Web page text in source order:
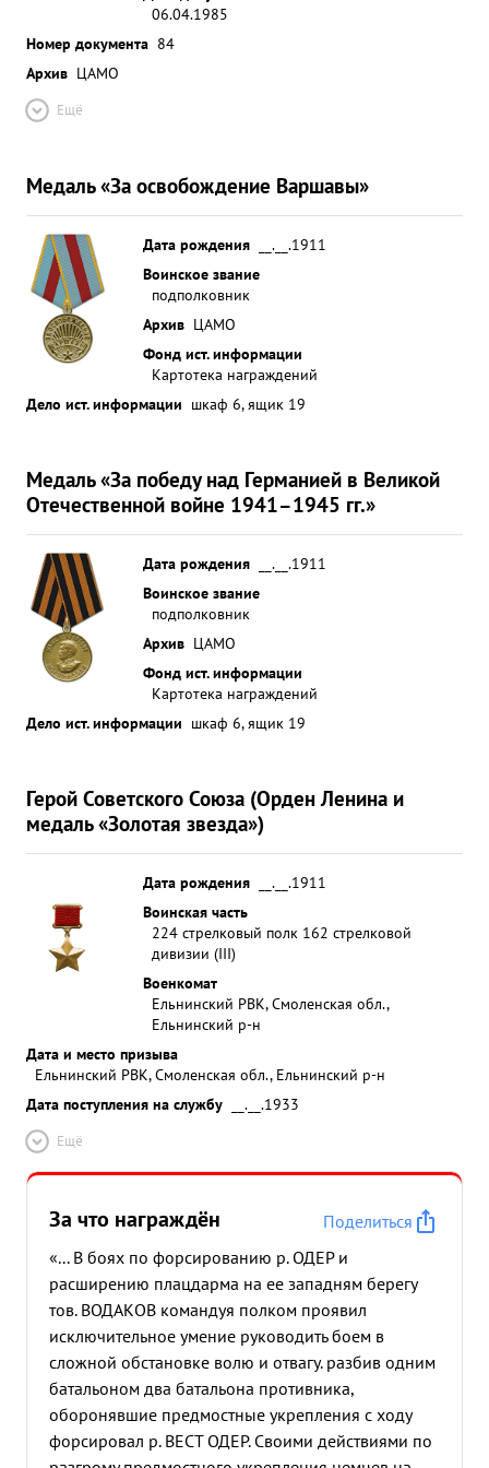
06.04.1985
Номер документа 84
Архив ЦАМО
Ещё
Медаль «За освобождение Варшавы»
Дата рождения
__.__.1911
Воинское звание
подполковник
Архив ЦАМО
Фонд ист. информации
Картотека награждений
Дело ист. информации шкаф 6, ящик 19
Медаль «За победу над Германией в Великой
Отечественной войне 1941–1945 гг.»
Дата рождения
__.__.1911
Воинское звание
подполковник
Архив ЦАМО
Фонд ист. информации
Картотека награждений
Дело ист. информации шкаф 6, ящик 19
Герой Советского Союза (Орден Ленина и
медаль «Золотая звезда»)
Дата рождения
__.__.1911
Воинская часть
224 стрелковый полк 162 стрелковой
дивизии (III)
Военкомат
Ельнинский РВК, Смоленская обл.,
Ельнинский р-н
Дата и место призыва
Ельнинский РВК, Смоленская обл., Ельнинский р-н
Дата поступления на службу
__.__.1933
Ещё
За что награждён
Поделиться
«... В боях по форсированию р. ОДЕР и
расширению плацдарма на ее западням берегу
тов. ВОДАКОВ командуя полком проявил
исключительное умение руководить боем в
сложной обстановке волю и отвагу. разбив одним
батальоном два батальона противника,
оборонявшие предмостные укрепления с ходу
форсировал р. ВЕСТ ОДЕР. Своими действиями по